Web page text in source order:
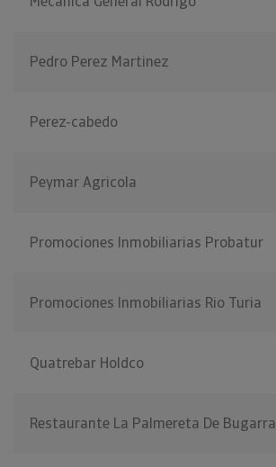
Pedro Perez Martinez
Perez-cabedo
Peymar Agricola
Promociones Inmobiliarias Probatur
Promociones Inmobiliarias Rio Turia
Quatrebar Holdco
Restaurante La Palmereta De Bugarra